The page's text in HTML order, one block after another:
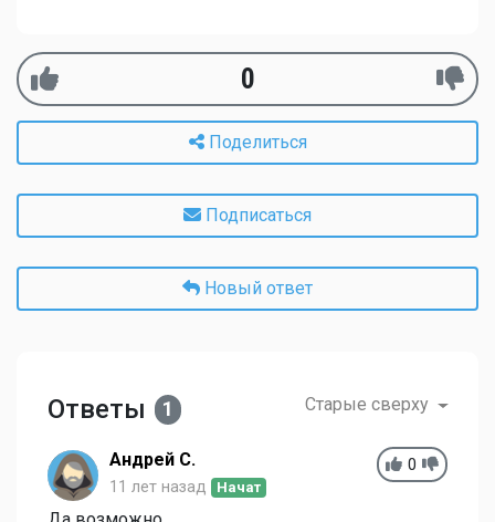
0
Поделиться
Подписаться
Новый ответ
Ответы 1 Старые сверху
0
Андрей С.
11 лет назад Начат